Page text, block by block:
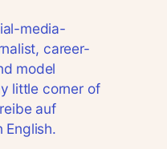
media-
career-
model
little corner of
auf
English.